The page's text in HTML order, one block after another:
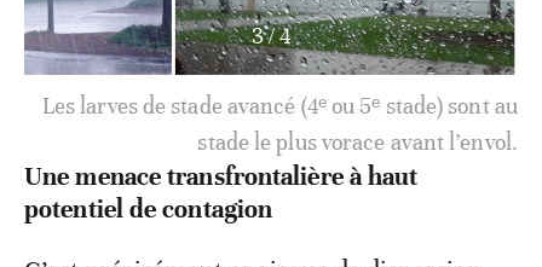
4/4
L'application des technologies modernes
révolutionne la surveillance et la lutte contre le
Criquet pèlerin. Les points focaux drone de
l’Algérie (Bilal Serir), du Mali (Hamady Ba) et